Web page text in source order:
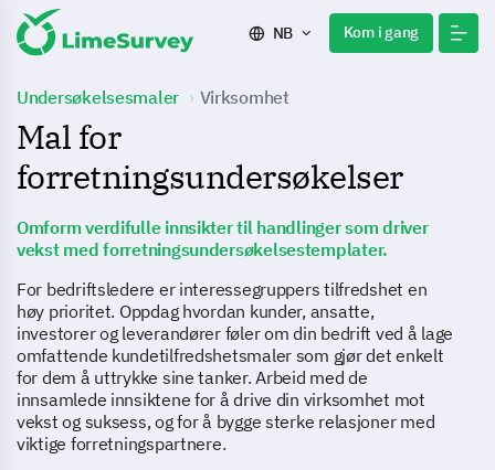
NB Kom i gang
Undersøkelsesmaler Virksomhet
Mal for
forretningsundersøkelser
Omform verdifulle innsikter til handlinger som driver
vekst med forretningsundersøkelsestemplater.
For bedriftsledere er interessegruppers tilfredshet en
høy prioritet. Oppdag hvordan kunder, ansatte,
investorer og leverandører føler om din bedrift ved å lage
omfattende kundetilfredshetsmaler som gjør det enkelt
for dem å uttrykke sine tanker. Arbeid med de
innsamlede innsiktene for å drive din virksomhet mot
vekst og suksess, og for å bygge sterke relasjoner med
viktige forretningspartnere.